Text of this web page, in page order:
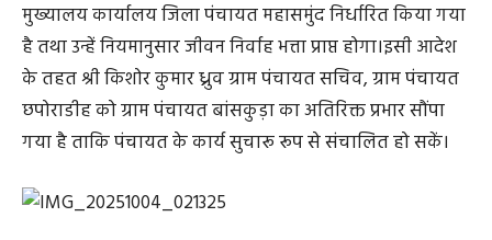
मुख्यालय कार्यालय जिला पंचायत महासमुंद निर्धारित किया गया
है तथा उन्हें नियमानुसार जीवन निर्वाह भत्ता प्राप्त होगा।इसी आदेश
के तहत श्री किशोर कुमार ध्रुव ग्राम पंचायत सचिव, ग्राम पंचायत
छपोराडीह को ग्राम पंचायत बांसकुड़ा का अतिरिक्त प्रभार सौंपा
गया है ताकि पंचायत के कार्य सुचारू रूप से संचालित हो सकें।